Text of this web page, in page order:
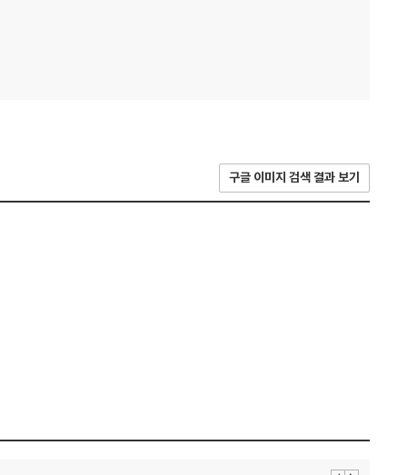
구글 이미지 검색 결과 보기